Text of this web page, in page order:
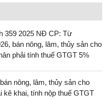
359 2025 NĐ CP: Từ
bán nông, lâm, thủy sản cho
phải tính thuế GTGT 5%
nông, lâm, thủy sản cho
kê khai, tính nộp thuế GTGT